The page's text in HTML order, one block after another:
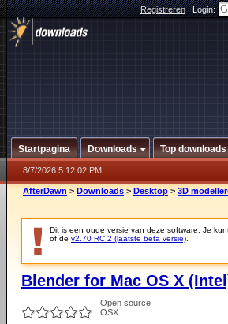
Registreren|Login:
Startpagina Downloads Top downloads
8/7/2026 5:12:02 PM
AfterDawn > Downloads > Desktop > 3D
Dit is een oude versie van deze software. Je
of de v2.70 RC 2 (laatste beta versie)
Blender for Mac OS X
Open source
OSX